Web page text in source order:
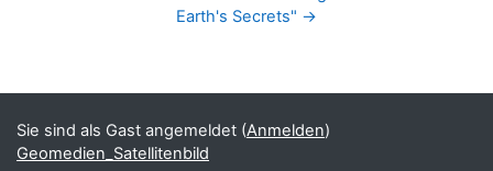
Earth's Secrets" →
Ergänzungsblöcke
Sie sind als Gast angemeldet (Anmelden)
Geomedien_Satellitenbild